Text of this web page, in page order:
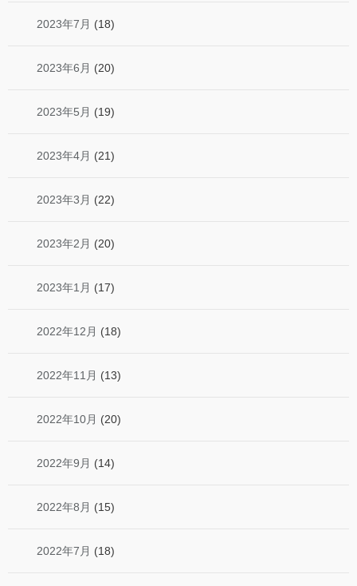
2023年7月 (18)
2023年6月 (20)
2023年5月 (19)
2023年4月 (21)
2023年3月 (22)
2023年2月 (20)
2023年1月 (17)
2022年12月 (18)
2022年11月 (13)
2022年10月 (20)
2022年9月 (14)
2022年8月 (15)
2022年7月 (18)